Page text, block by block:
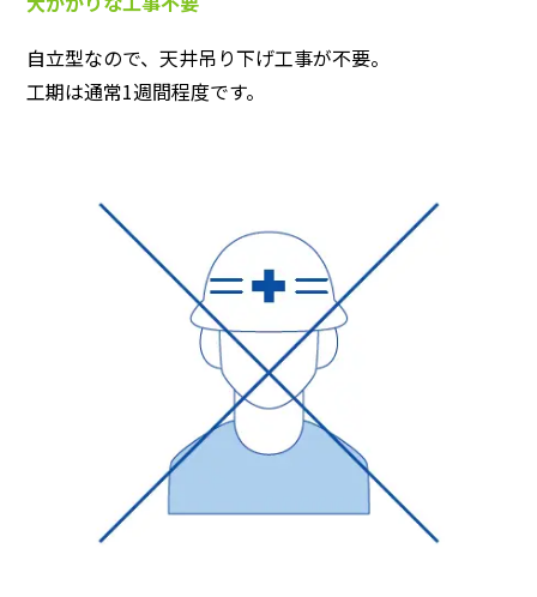
自立型なので、天井吊り下げ工事が不要。
工期は通常1週間程度です。